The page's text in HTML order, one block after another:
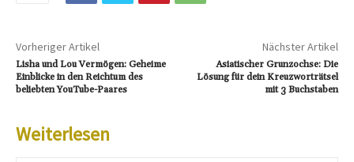
Vorheriger Artikel
Lisha und Lou Vermögen: Geheime
Einblicke in den Reichtum des
beliebten YouTube-Paares
Nächster Artikel
Asiatischer Grunzochse: Die
Lösung für dein Kreuzworträtsel
mit 3 Buchstaben
Weiterlesen